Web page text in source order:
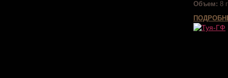
Объем: 8 г